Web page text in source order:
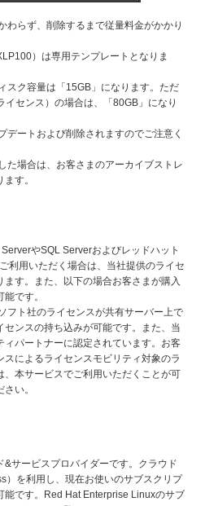
らず、削除するまで従量料金がかかり
）は専用テンプレートとなりま
スク容量は「15GB」になります。ただ
イセンス）の場合は、「80GB」になり
ートおよび削除されますのでご注意く
た場合は、お客さまのアーカイブストレ
す。
やSQL Serverおよびレッドハット
利用いただく場合は、当社提供のライセ
す。また、以下の場合お客さまが購入
です。
フト社のライセンスが共有サーバー上で
ンスの持ち込みが可能です。また、当
パートナーに認定されています。お客
によるライセンスモビリティ対象のラ
、本サービスでご利用いただくことが可
い。
サービスプロバイダーです。クラウド
）を利用し、現在お使いのサブスクリプ
能です。Red Hat Enterprise Linuxのサブ